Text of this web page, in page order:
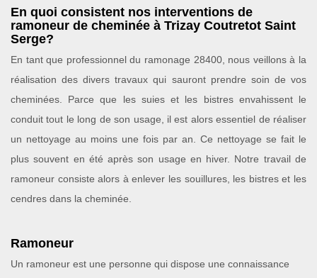
En quoi consistent nos interventions de
ramoneur de cheminée à Trizay Coutretot Saint
Serge?
En tant que professionnel du ramonage 28400, nous veillons à la
réalisation des divers travaux qui sauront prendre soin de vos
cheminées. Parce que les suies et les bistres envahissent le
conduit tout le long de son usage, il est alors essentiel de réaliser
un nettoyage au moins une fois par an. Ce nettoyage se fait le
plus souvent en été après son usage en hiver. Notre travail de
ramoneur consiste alors à enlever les souillures, les bistres et les
cendres dans la cheminée.
Ramoneur
Un ramoneur est une personne qui dispose une connaissance